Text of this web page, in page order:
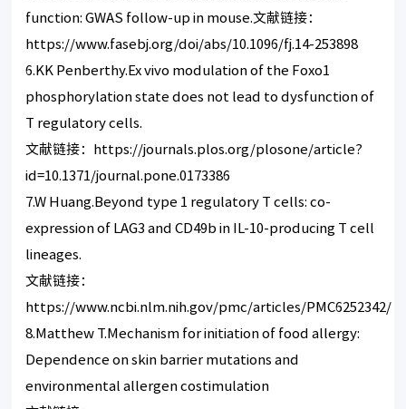
function: GWAS follow-up in mouse.文献链接：
https://www.fasebj.org/doi/abs/10.1096/fj.14-253898
6.KK Penberthy.Ex vivo modulation of the Foxo1
phosphorylation state does not lead to dysfunction of
T regulatory cells.
文献链接：
https://journals.plos.org/plosone/article?
id=10.1371/journal.pone.0173386
7.W Huang.Beyond type 1 regulatory T cells: co-
expression of LAG3 and CD49b in IL-10-producing T cell
lineages.
文献链接：
https://www.ncbi.nlm.nih.gov/pmc/articles/PMC6252342/
8.Matthew T.Mechanism for initiation of food allergy:
Dependence on skin barrier mutations and
environmental allergen costimulation